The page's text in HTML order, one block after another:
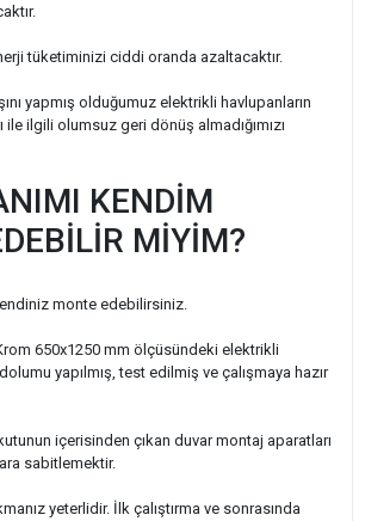
tüketiminizi ciddi oranda azaltacaktır.
yapmış olduğumuz elektrikli havlupanların
ilgili olumsuz geri dönüş almadığımızı
KENDİM
MİYİM?
monte edebilirsiniz.
650x1250 mm ölçüsündeki elektrikli
dolumu yapılmış, test edilmiş ve çalışmaya hazır
içerisinden çıkan duvar montaj aparatları
sabitlemektir.
yeterlidir. İlk çalıştırma ve sonrasında